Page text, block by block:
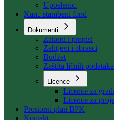
Ministar
Nadležnosti
Organizacija
Uposlenici
Kant. stambeni fond
Dokumenti
Zakoni i propisi
Zahtjevi i obrasci
Budžet
Zaštita ličnih podataka
Licence